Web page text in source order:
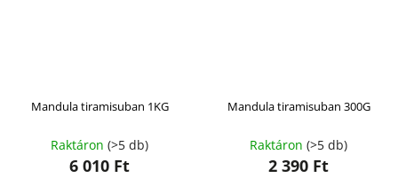
Mandula tiramisuban 1KG
Raktáron (>5 db)
6 010 Ft
Mandula tiramisuban 300G
Raktáron (>5 db)
2 390 Ft